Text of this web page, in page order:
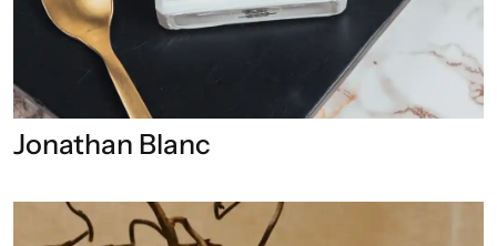
Jonathan Blanc